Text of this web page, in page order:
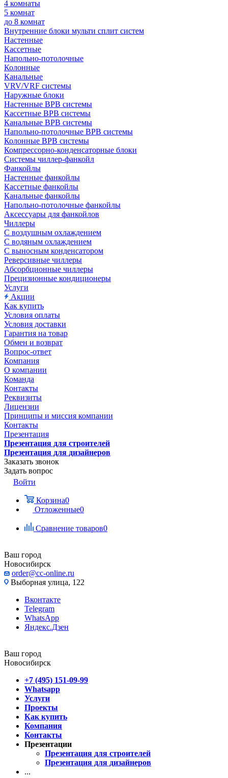
4 комнаты
5 комнат
до 8 комнат
Внутренние блоки мульти сплит систем
Настенные
Кассетные
Напольно-потолочные
Колонные
Канальные
VRV/VRF системы
Наружные блоки
Настенные ВРВ системы
Кассетные ВРВ системы
Канальные ВРВ системы
Напольно-потолочные ВРВ системы
Колонные ВРВ системы
Компрессорно-конденсаторные блоки
Системы чиллер-фанкойл
Фанкойлы
Настенные фанкойлы
Кассетные фанкойлы
Канальные фанкойлы
Напольно-потолочные фанкойлы
Аксессуары для фанкойлов
Чиллеры
С воздушным охлаждением
С водяным охлаждением
С выносным конденсатором
Реверсивные чиллеры
Абсорбционные чиллеры
Прецизионные кондиционеры
Услуги
Акции
Как купить
Условия оплаты
Условия доставки
Гарантия на товар
Обмен и возврат
Вопрос-ответ
Компания
О компании
Команда
Контакты
Реквизиты
Лицензии
Принципы и миссия компании
Контакты
Презентация
Презентация для строителей
Презентация для дизайнеров
Заказать звонок
Задать вопрос
Войти
Корзина0
Отложенные0
Сравнение товаров0
Ваш город
Новосибирск
order@cc-online.ru
Выборная улица, 122
Вконтакте
Telegram
WhatsApp
Яндекс.Дзен
Ваш город
Новосибирск
+7 (495) 151-09-99
Whatsapp
Услуги
Проекты
Как купить
Компания
Контакты
Презентации
Презентация для строителей
Презентация для дизайнеров
...